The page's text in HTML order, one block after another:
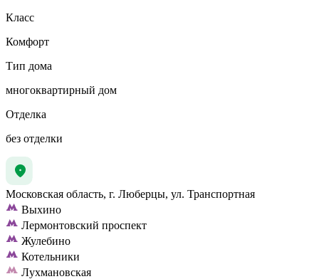
Класс
Комфорт
Тип дома
многоквартирный дом
Отделка
без отделки
Московская область, г. Люберцы, ул. Транспортная
Выхино
Лермонтовский проспект
Жулебино
Котельники
Лухмановская